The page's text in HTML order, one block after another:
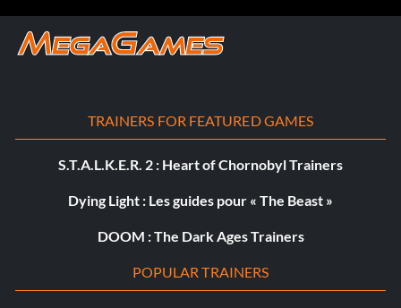
TRAINERS FOR FEATURED GAMES
S.T.A.L.K.E.R. 2 : Heart of Chornobyl Trainers
Dying Light : Les guides pour « The Beast »
DOOM : The Dark Ages Trainers
POPULAR TRAINERS